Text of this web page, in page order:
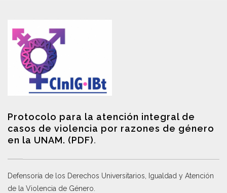
Protocolo para la atención integral de
casos de violencia por razones de género
en la UNAM. (PDF).
Defensoría de los Derechos Universitarios, Igualdad y Atención
de la Violencia de Género